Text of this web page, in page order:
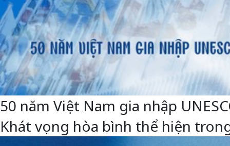
50 năm Việt Nam gia nhập
Khát vọng hòa bình thể hiện